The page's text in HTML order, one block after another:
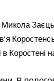
в Коростені